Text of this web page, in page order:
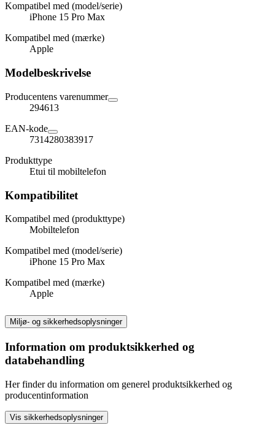
Kompatibel med (model/serie)
iPhone 15 Pro Max
Kompatibel med (mærke)
Apple
Modelbeskrivelse
Producentens varenummer
294613
EAN-kode
7314280383917
Produkttype
Etui til mobiltelefon
Kompatibilitet
Kompatibel med (produkttype)
Mobiltelefon
Kompatibel med (model/serie)
iPhone 15 Pro Max
Kompatibel med (mærke)
Apple
Miljø- og sikkerhedsoplysninger
Information om produktsikkerhed og
databehandling
Her finder du information om generel produktsikkerhed og
producentinformation
Vis sikkerhedsoplysninger